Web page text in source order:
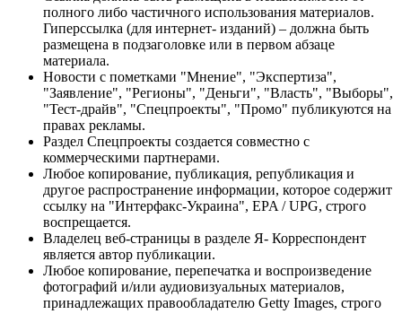
полного либо частичного использования материалов.
Гиперссылка (для интернет- изданий) – должна быть
размещена в подзаголовке или в первом абзаце
материала.
Новости с пометками "Мнение", "Экспертиза",
"Заявление", "Регионы", "Деньги", "Власть", "Выборы",
"Тест-драйв", "Спецпроекты", "Промо" публикуются на
правах рекламы.
Раздел Спецпроекты создается совместно с
коммерческими партнерами.
Любое копирование, публикация, републикация и
другое распространение информации, которое содержит
ссылку на "Интерфакс-Украина", EPA / UPG, строго
воспрещается.
Владелец веб-страницы в разделе Я- Корреспондент
является автор публикации.
Любое копирование, перепечатка и воспроизведение
фотографий и/или аудиовизуальных материалов,
принадлежащих правообладателю Getty Images, строго